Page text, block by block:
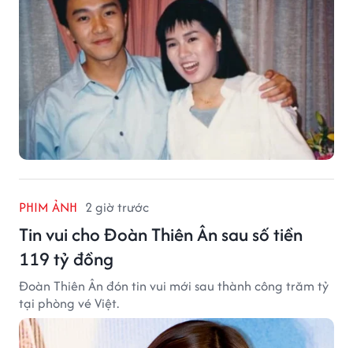
PHIM ẢNH 2 giờ trước
Tin vui cho Đoàn Thiên Ân sau số tiền
119 tỷ đồng
Đoàn Thiên Ân đón tin vui mới sau thành công trăm tỷ
tại phòng vé Việt.